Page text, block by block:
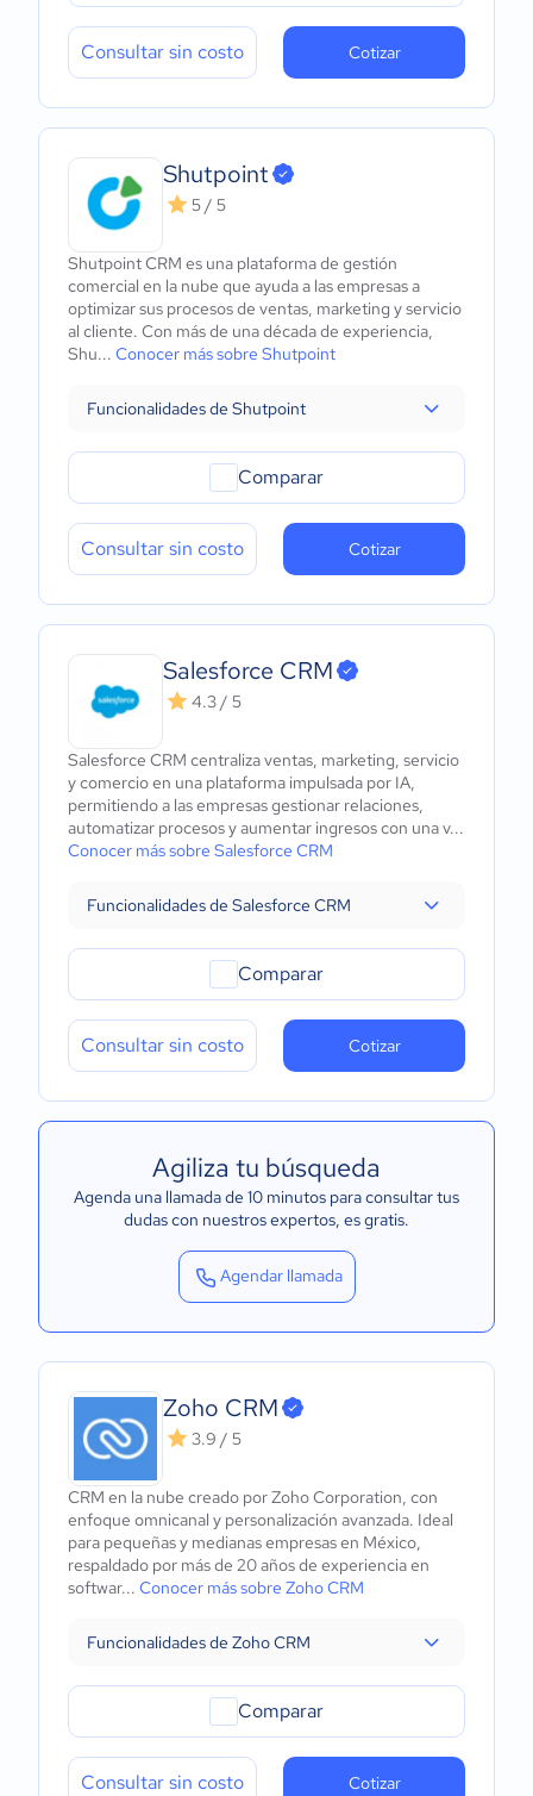
Consultar sin costo Cotizar
Shutpoint
5 / 5
Shutpoint CRM es una plataforma de gestión
comercial en la nube que ayuda a las empresas a
optimizar sus procesos de ventas, marketing y servicio
al cliente. Con más de una década de experiencia,
Shu... Conocer más sobre Shutpoint
Funcionalidades de Shutpoint
Comparar
Consultar sin costo Cotizar
Salesforce CRM
4.3 / 5
Salesforce CRM centraliza ventas, marketing, servicio
y comercio en una plataforma impulsada por IA,
permitiendo a las empresas gestionar relaciones,
automatizar procesos y aumentar ingresos con una v...
Conocer más sobre Salesforce CRM
Funcionalidades de Salesforce CRM
Comparar
Consultar sin costo Cotizar
Agiliza tu búsqueda
Agenda una llamada de 10 minutos para consultar tus
dudas con nuestros expertos, es gratis.
Agendar llamada
Zoho CRM
3.9 / 5
CRM en la nube creado por Zoho Corporation, con
enfoque omnicanal y personalización avanzada. Ideal
para pequeñas y medianas empresas en México,
respaldado por más de 20 años de experiencia en
softwar... Conocer más sobre Zoho CRM
Funcionalidades de Zoho CRM
Comparar
Consultar sin costo Cotizar